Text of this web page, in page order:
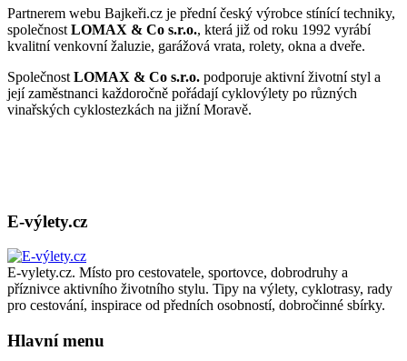
turistiku,
tipy
na
cyklotrasy,
bike
parky,
turistickým
průvodcem
Partnerem webu Bajkeři.cz je přední český výrobce stínící techniky,
společnost LOMAX & Co s.r.o., která již od roku 1992 vyrábí
kvalitní venkovní žaluzie, garážová vrata, rolety, okna a dveře.
Společnost LOMAX & Co s.r.o. podporuje aktivní životní styl a
její zaměstnanci každoročně pořádají cyklovýlety po různých
vinařských cyklostezkách na jižní Moravě.
E-výlety.cz
E-vylety.cz. Místo pro cestovatele, sportovce, dobrodruhy a
příznivce aktivního životního stylu. Tipy na výlety, cyklotrasy, rady
pro cestování, inspirace od předních osobností, dobročinné sbírky.
Hlavní menu